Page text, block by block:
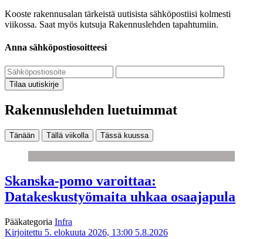
Kooste rakennusalan tärkeistä uutisista sähköpostiisi kolmesti
viikossa. Saat myös kutsuja Rakennuslehden tapahtumiin.
Anna sähköpostiosoitteesi
Tilaa uutiskirje
Rakennuslehden luetuimmat
Tänään Tällä viikolla Tässä kuussa
Skanska-pomo varoittaa:
Datakeskustyömaita uhkaa osaajapula
Pääkategoria Infra
Kirjoitettu 5. elokuuta 2026, 13:00 5.8.2026